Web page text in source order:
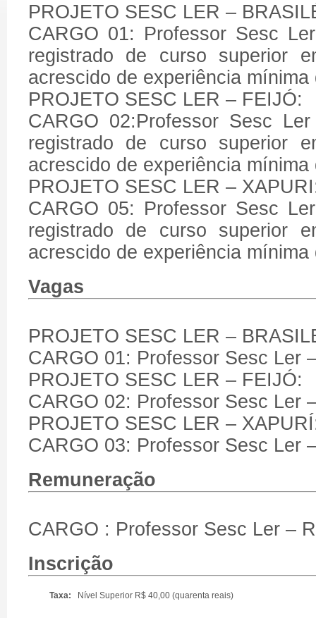
PROJETO SESC LER –
CARGO 01: Professor Sesc
registrado de curso superior
acrescido de experiência
PROJETO SESC LER – FEIJÓ:
CARGO 02:Professor Sesc
registrado de curso superior
acrescido de experiência
PROJETO SESC LER –
CARGO 05: Professor Sesc
registrado de curso superior
acrescido de experiência
Vagas
PROJETO SESC LER –
CARGO 01: Professor Sesc Ler
PROJETO SESC LER – FEIJÓ:
CARGO 02: Professor Sesc Ler
PROJETO SESC LER –
CARGO 03: Professor Sesc Ler
Remuneração
CARGO : Professor Sesc Ler –
Inscrição
Taxa: Nível Superior R$ 40,00 (quarenta reais)